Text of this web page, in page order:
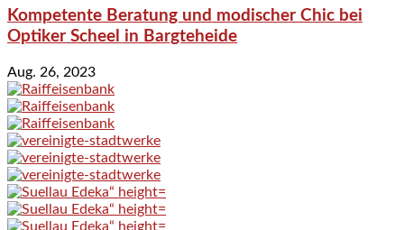
Kompetente Beratung und modischer Chic bei
Optiker Scheel in Bargteheide
Aug. 26, 2023